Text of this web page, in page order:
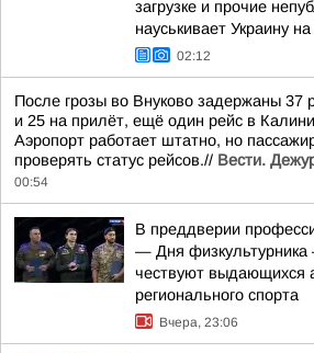
загрузке и прочие
науськивает Украину
02:12
После грозы во Внуково задержаны
и 25 на прилёт, ещё один рейс в
Аэропорт работает штатно, но
проверять статус рейсов.// Вести.
00:54
В преддверии
— Дня
чествуют выдающихся
регионального спорта
Вчера, 23:06